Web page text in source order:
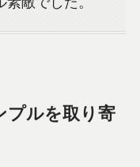
プルを取り寄